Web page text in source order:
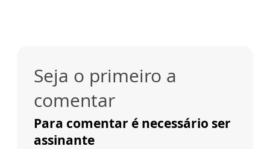
Seja o primeiro a
comentar
Para comentar é necessário ser
assinante